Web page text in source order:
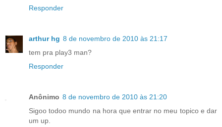
Responder
arthur hg 8 de novembro de 2010 às 21:17
tem pra play3 man?
Responder
Anônimo 8 de novembro de 2010 às 21:20
Sigoo todoo mundo na hora que entrar no meu topico e dar
um up.